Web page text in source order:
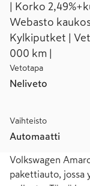
| Korko
Webasto
Kylkiputket |
000 km |
Vetotapa
Neliveto
Vaihteisto
Automaatti
Volkswagen
pakettiauto, jossa